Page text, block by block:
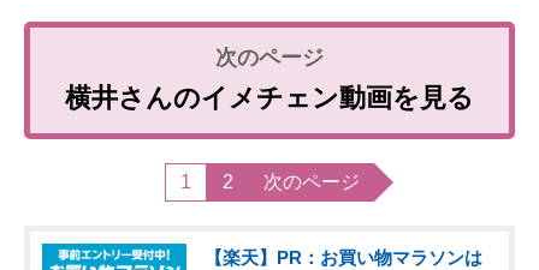
横井さんのイメチェン動画を見る
1 2 次のページ
【楽天】PR：お買い物マラソンは